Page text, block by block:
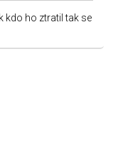
kdo ho ztratil tak se